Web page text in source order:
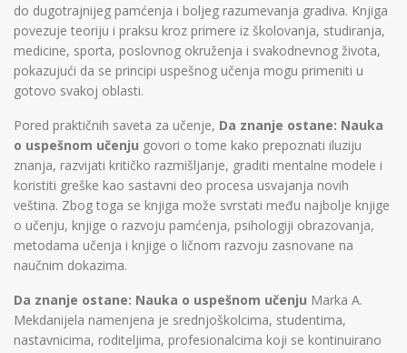
do dugotrajnijeg pamćenja i boljeg razumevanja gradiva. Knjiga
povezuje teoriju i praksu kroz primere iz školovanja, studiranja,
medicine, sporta, poslovnog okruženja i svakodnevnog života,
pokazujući da se principi uspešnog učenja mogu primeniti u
gotovo svakoj oblasti.
Pored praktičnih saveta za učenje, Da znanje ostane: Nauka
o uspešnom učenju govori o tome kako prepoznati iluziju
znanja, razvijati kritičko razmišljanje, graditi mentalne modele i
koristiti greške kao sastavni deo procesa usvajanja novih
veština. Zbog toga se knjiga može svrstati među najbolje knjige
o učenju, knjige o razvoju pamćenja, psihologiji obrazovanja,
metodama učenja i knjige o ličnom razvoju zasnovane na
naučnim dokazima.
Da znanje ostane: Nauka o uspešnom učenju Marka A.
Mekdanijela namenjena je srednjoškolcima, studentima,
nastavnicima, roditeljima, profesionalcima koji se kontinuirano